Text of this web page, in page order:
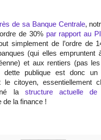
de sa Banque Centrale,
de 30% par rapport au
simplement de l’ordre de
(qui elles
et aux rentiers (pas
publique est donc un
le citoyen, essentiellement
la structure actuelle
de la finance !